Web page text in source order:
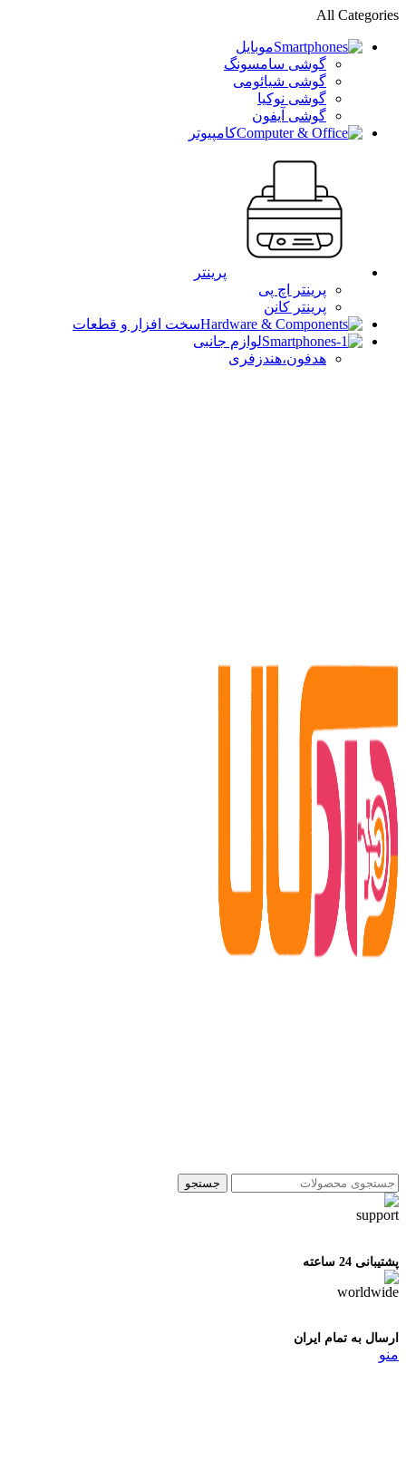
All Categories
موبایل
گوشی سامسونگ
گوشی شیائومی
گوشی نوکیا
گوشی آیفون
کامپیوتر
پرینتر
پرینتر اچ پی
پرینتر کانن
سخت افزار و قطعات
لوازم جانبی
هدفون،هندزفری
جستجو
پشتیبانی 24 ساعته
ارسال به تمام ایران
منو